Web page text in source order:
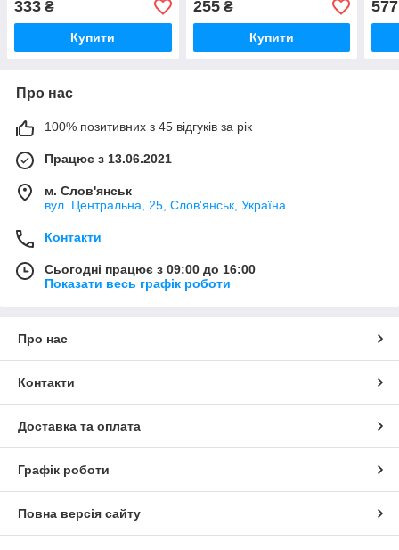
333 ₴
Купити
255₴
Купити
577
Про нас
100% позитивних з 45 відгуків за рік
Працює з 13.06.2021
м. Слов'янськ
вул. Центральна, 25, Слов'янськ, Україна
Контакти
Сьогодні працює з 09:00 до 16:00
Показати весь графік роботи
Про нас
Контакти
Доставка та оплата
Графік роботи
Повна версія сайту